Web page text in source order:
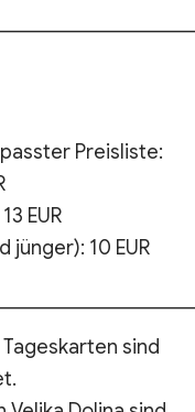
Preisliste:
EUR
10 EUR
sind